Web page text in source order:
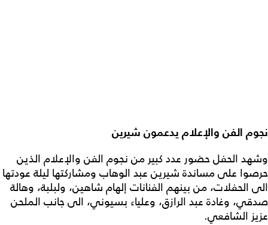
نجوم الفن والإعلام يدعمون شيرين
وشهد الحفل حضور عدد كبير من نجوم الفن والإعلام الذين
حرصوا على مساندة شيرين عبد الوهاب ومشاركتها ليلة عودتها
الى الحفلات، من بينهم الفنانات إلهام شاهين، ولبلبة، وهالة
صدقي، وغادة عبد الرازق، وعلياء بسيوني، الى جانب الملحن
عزيز الشافعي.